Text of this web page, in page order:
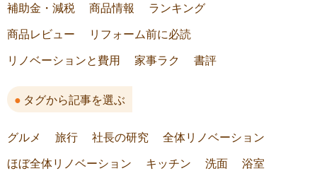
補助金・減税 商品情報 ランキング
商品レビュー リフォーム前に必読
リノベーションと費用 家事ラク 書評
タグから記事を選ぶ
グルメ 旅行 社長の研究 全体リノベーション
ほぼ全体リノベーション キッチン 洗面 浴室